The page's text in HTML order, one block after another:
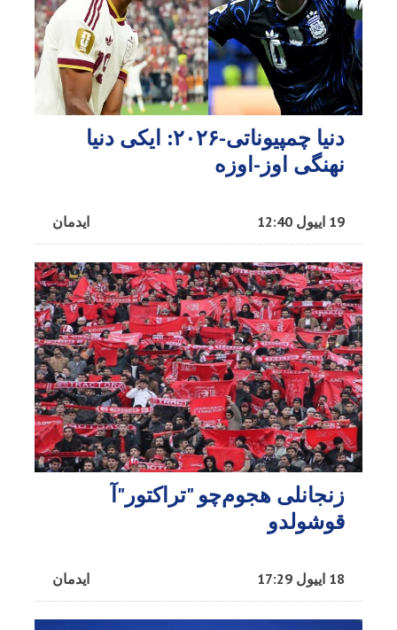
دنیا چمپیوناتی-۲۰۲۶: ایکی دنیا
نهنگی اوز-اوزه
ایدمان 19 اییول 12:40
زنجانلی هجوم‌چو "تراکتور"آ
قوشولدو
ایدمان 18 اییول 17:29